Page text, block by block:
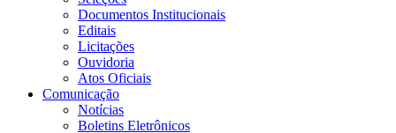
Documentos Institucionais
Editais
Licitações
Ouvidoria
Atos Oficiais
Comunicação
Notícias
Boletins Eletrônicos